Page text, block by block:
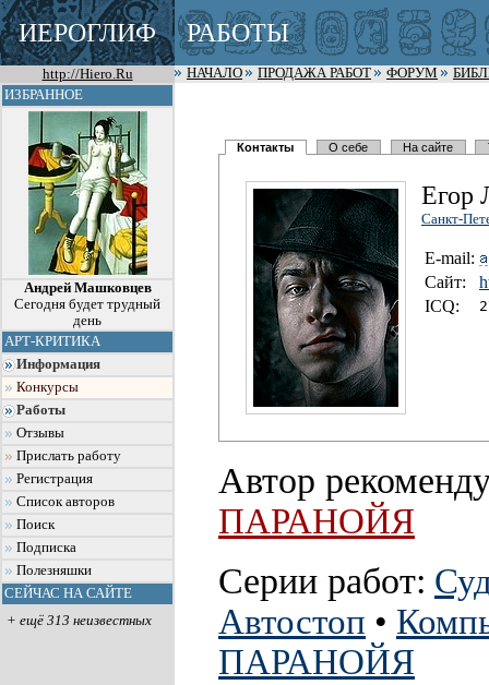
ИЕРОГЛИФ РАБОТЫ
http://Hiero.Ru НАЧАЛО ПРОДАЖА РАБОТ ФОРУМ
ИЗБРАННОЕ
Андрей Машковцев
Сегодня будет трудный
день
АРТ-КРИТИКА
Информация
Конкурсы
Работы
Отзывы
Прислать работу
Регистрация
Список авторов
Поиск
Подписка
Полезняшки
СЕЙЧАС НА САЙТЕ
+ ещё 313 неизвестных
Контакты О себе На сайте
Егор
Санкт-
E-mail:
Сайт:
ICQ:
Автор
ПАРАНОЙЯ
Серии работ:
Автостоп •
ПАРАНОЙЯ